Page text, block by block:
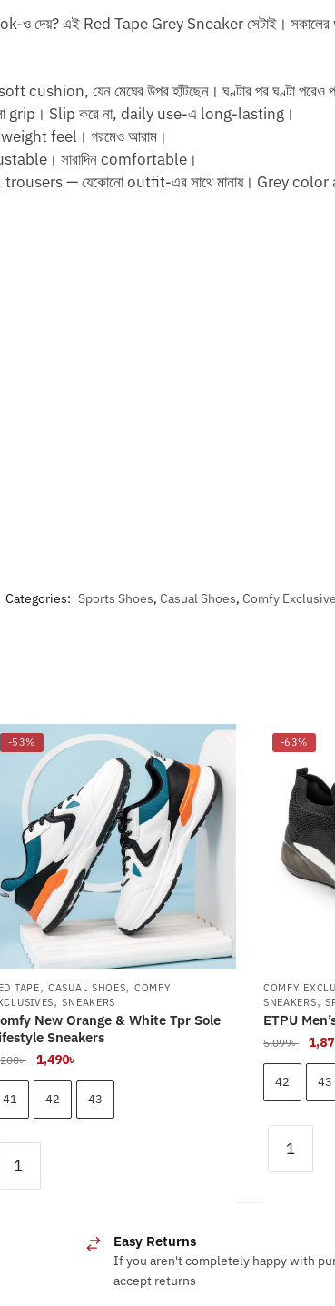
ও দেয়? এই Red Tape Grey Sneaker সেটাই। সকালের
যেন মেঘের উপর হাঁটছেন। ঘণ্টার পর ঘণ্টা পরেও পা
grip। Slip করে না, daily use-এ long-lasting।
feel। গরমেও আরাম।
সারাদিন comfortable।
— যেকোনো outfit-এর সাথে মানায়। Grey
Categories: Sports Shoes, Casual Shoes, Comfy
-53%
TAPE,CASUAL SHOES, COMFY
,SNEAKERS
New Orange & White Tpr Sole
Sneakers
৳
Original
price
was:
3,200৳ .
1,490৳
price
is:
1,490৳ .
41 42 43
New
-63%
COMFY
SNEAKERS,
ETPU
5,099৳
was:
42 43
Men's
quantity
variants.
Easy Returns
If you aren't completely happy with
accept returns